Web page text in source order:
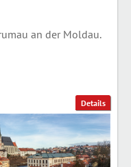
Details
an der Moldau.